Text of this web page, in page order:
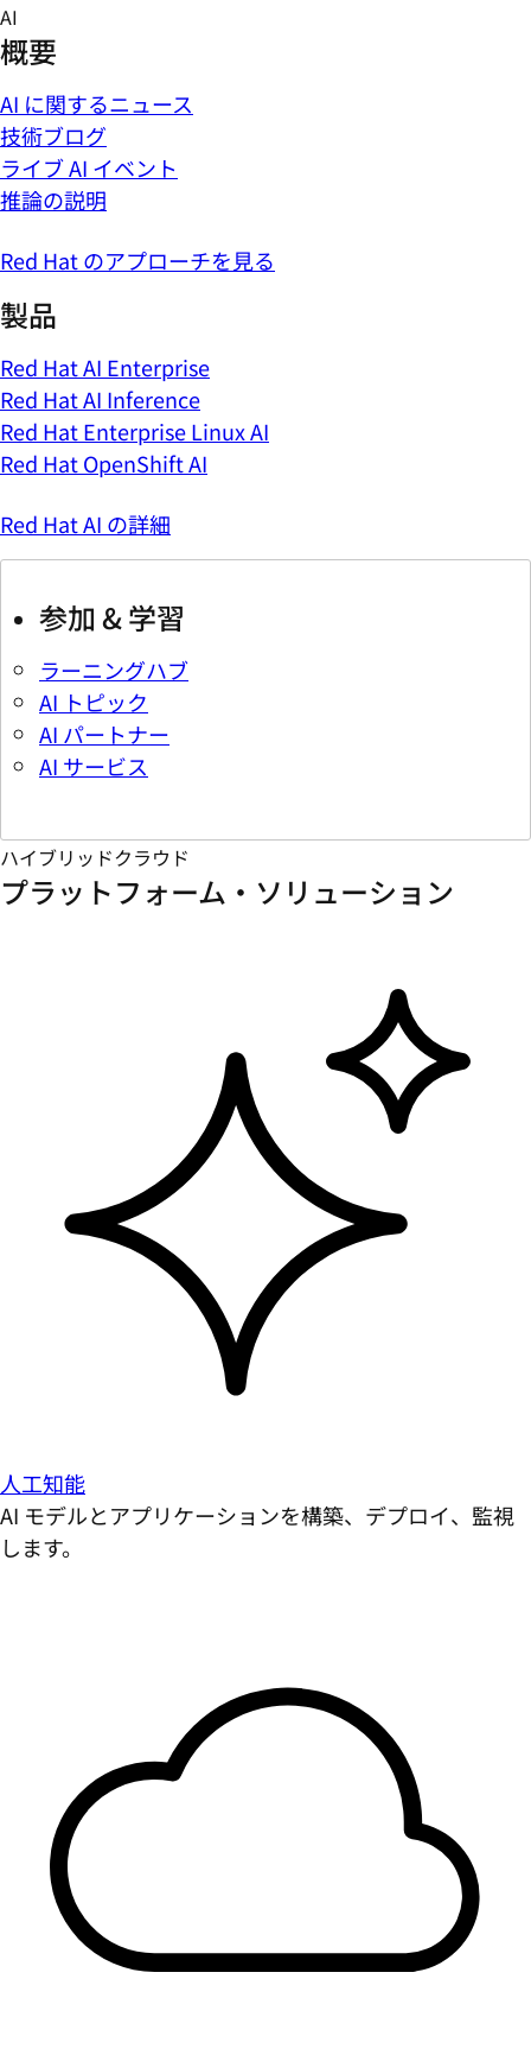
Skip
to
content
AI
概要
AI に関するニュース
技術ブログ
ライブ AI イベント
推論の説明
Red Hat のアプローチを見る
製品
Red Hat AI Enterprise
Red Hat AI Inference
Red Hat Enterprise Linux AI
Red Hat OpenShift AI
Red Hat AI の詳細
参加 & 学習
ラーニングハブ
AI トピック
AI パートナー
AI サービス
ハイブリッドクラウド
プラットフォーム・ソリューション
人工知能
AI モデルとアプリケーションを構築、デプロイ、監視
します。